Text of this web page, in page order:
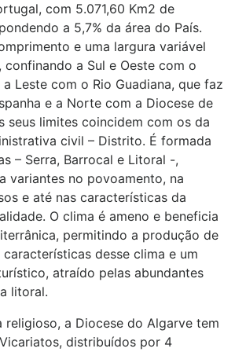
com 5.071,60 Km2 de
a 5,7% da área do País.
e uma largura variável
a Sul e Oeste com o
Leste com o Rio Guadiana, que faz
e a Norte com a Diocese de
seus limites coincidem com os da
civil – Distrito. É formada
– Serra, Barrocal e Litoral -,
variantes no povoamento, na
e até nas características da
O clima é ameno e beneficia
permitindo a produção de
desse clima e um
atraído pelas abundantes
litoral.
a Diocese do Algarve tem
distribuídos por 4